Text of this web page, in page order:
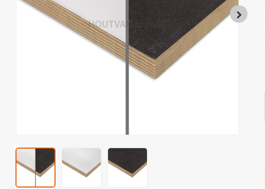
Alle vijzen
Verbindingsstukken
Houten pennen